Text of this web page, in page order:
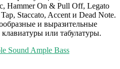
Hammer On & Pull Off, Legato
Staccato, Accent и Dead Note.
и выразительные
или табулатуры.
Sound Ample Bass